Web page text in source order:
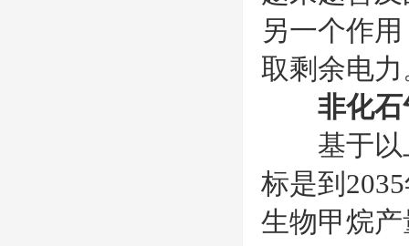
另一个作
取剩余电力
非化
基于以上
标是到
生物甲烷